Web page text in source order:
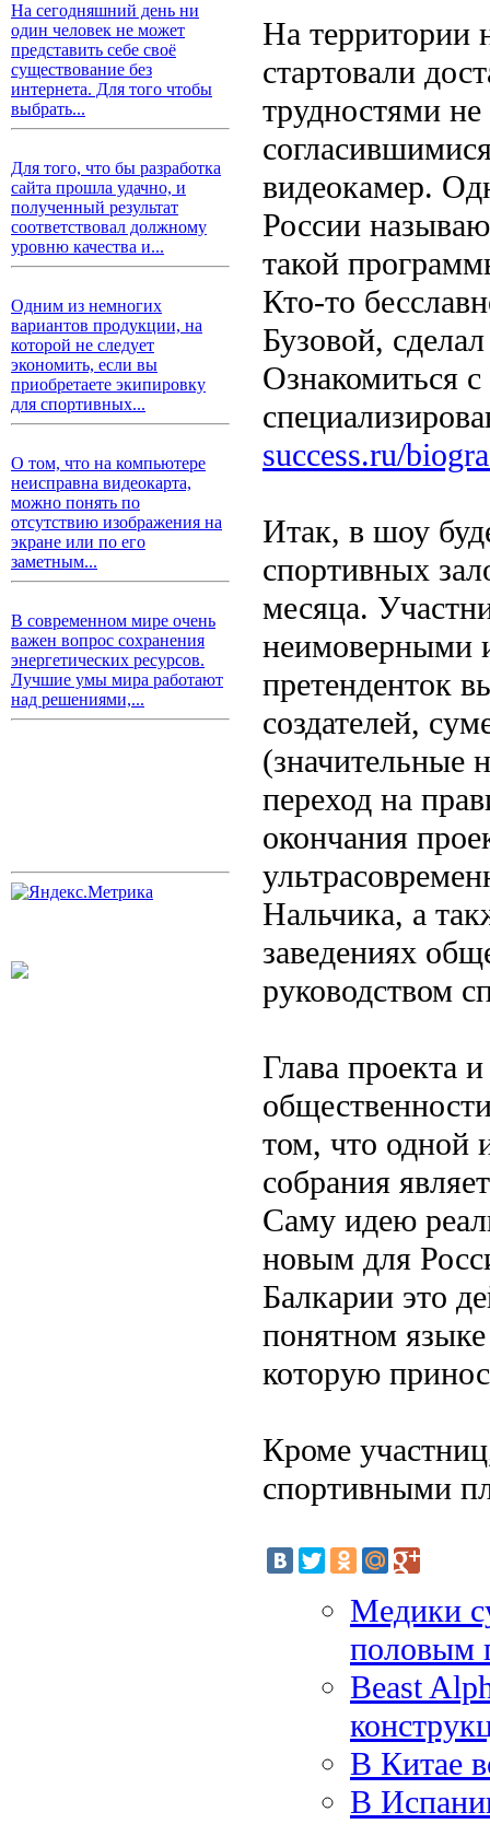
На сегодняшний день ни
один человек не может
представить себе своё
существование без
интернета. Для того чтобы
выбрать...
Для того, что бы разработка
сайта прошла удачно, и
полученный результат
соответствовал должному
уровню качества и...
Одним из немногих
вариантов продукции, на
которой не следует
экономить, если вы
приобретаете экипировку
для спортивных...
О том, что на компьютере
неисправна видеокарта,
можно понять по
отсутствию изображения на
экране или по его
заметным...
В современном мире очень
важен вопрос сохранения
энергетических ресурсов.
Лучшие умы мира работают
над решениями,...
На территории
стартовали
трудностями
видеокамер.
России
такой
Кто-то
Бузовой,
Ознакомиться
success.ru/
Итак, в шоу
спортивных
месяца.
неимоверными
претенденток
создателей,
(значительные
переход на
окончания
Нальчика, а
заведениях
руководством
Глава проекта
том, что одной
собрания
Саму идею
новым для
Балкарии это
понятном
которую
Кроме
спортивными
Медики
половым
Beast
В Китае
В